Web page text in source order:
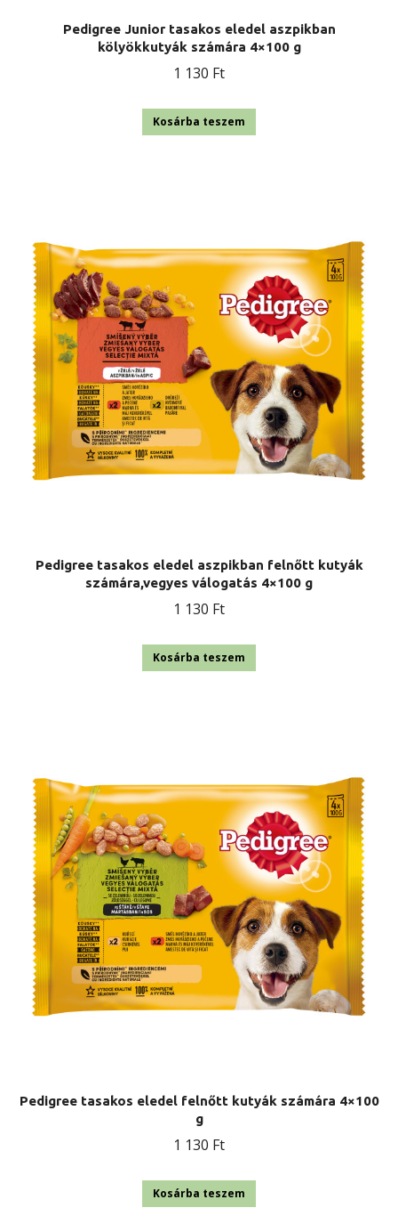
Pedigree Junior tasakos eledel aszpikban
kölyökkutyák számára 4×100 g
1 130 Ft
Kosárba teszem
Pedigree tasakos eledel aszpikban felnőtt kutyák
számára,vegyes válogatás 4×100 g
1 130 Ft
Kosárba teszem
Pedigree tasakos eledel felnőtt kutyák számára 4×100
g
1 130 Ft
Kosárba teszem